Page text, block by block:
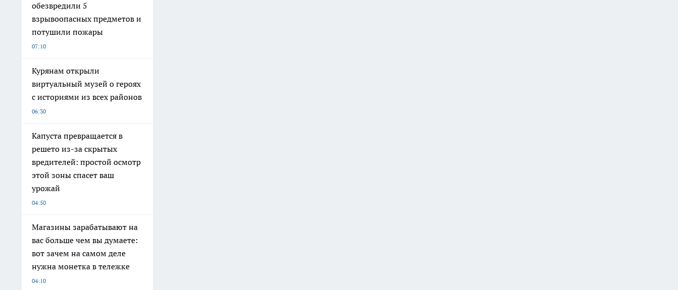
обезвредили 5
взрывоопасных предметов и
потушили пожары
07:10
Курянам открыли
виртуальный музей о героях
с историями из всех районов
06:30
Капуста превращается в
решето из-за скрытых
вредителей: простой осмотр
этой зоны спасет ваш
урожай
04:50
Магазины зарабатывают на
вас больше чем вы думаете:
вот зачем на самом деле
нужна монетка в тележке
04:10